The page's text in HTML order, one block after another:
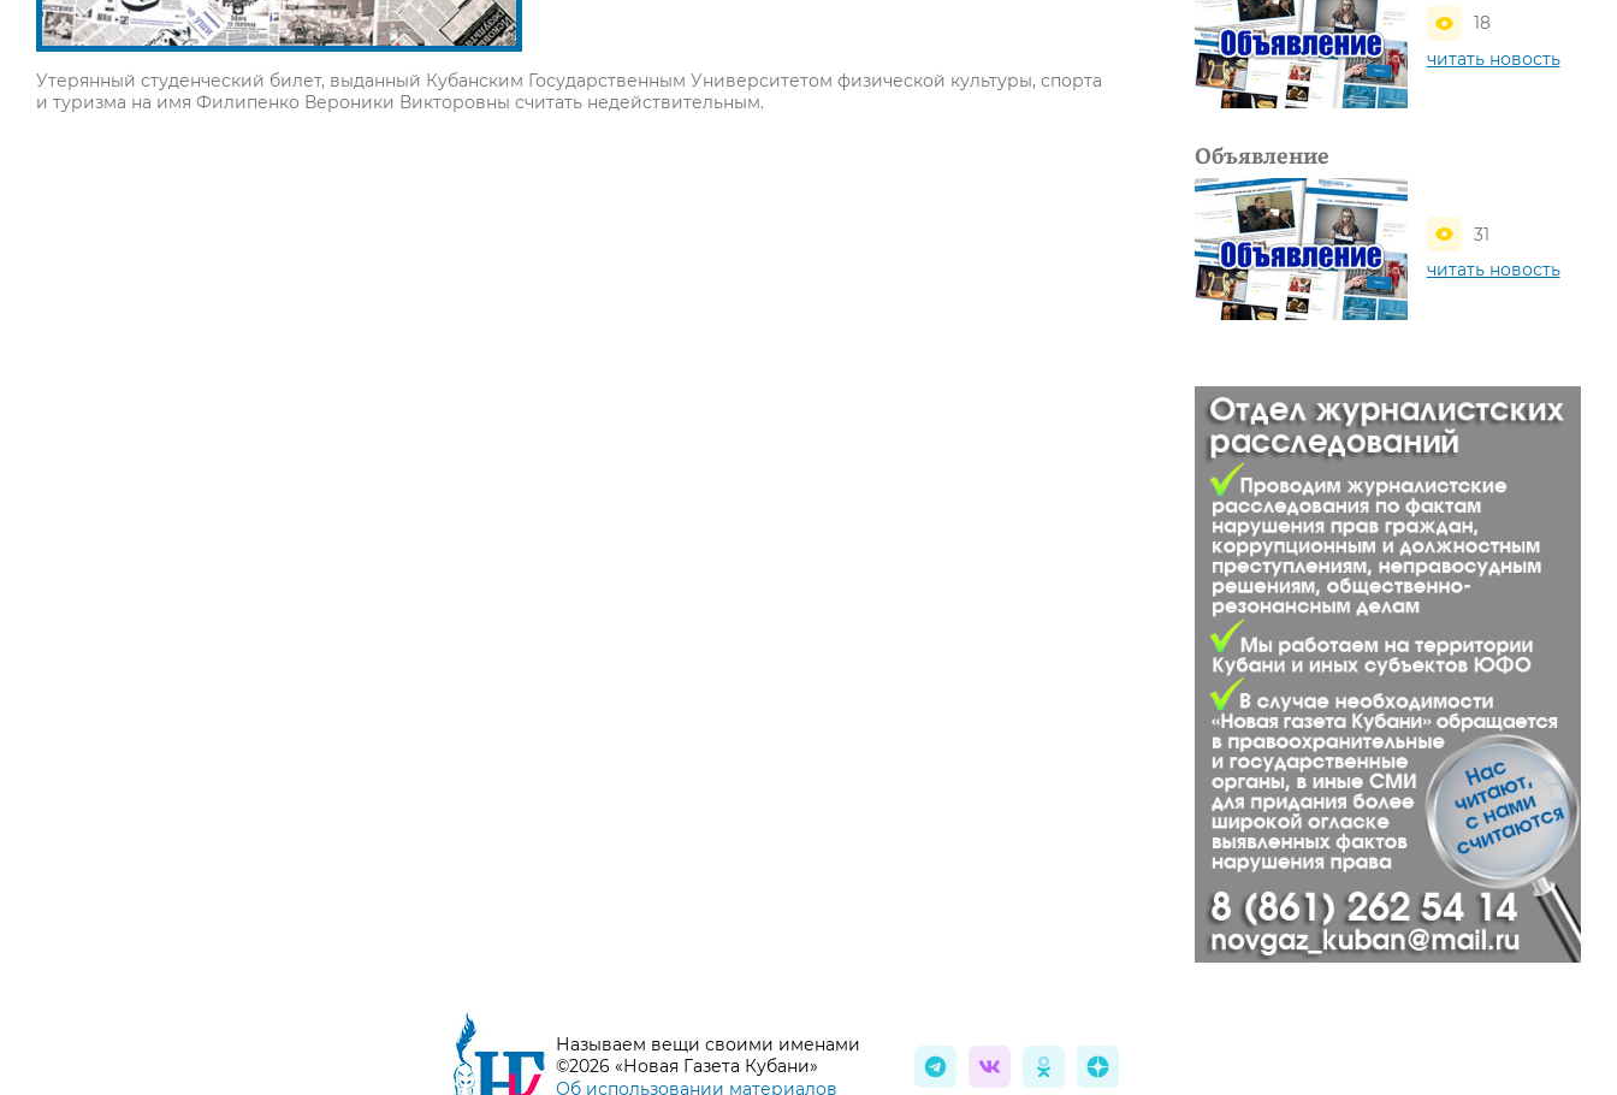
Утерянный студенческий билет, выданный Кубанским Государственным Университетом физической культуры, спорта
и туризма на имя Филипенко Вероники Викторовны считать недействительным.
18
читать новость
Объявление
31
читать новость
Называем вещи своими именами
©2026 «Новая Газета Кубани»
Об использовании материалов